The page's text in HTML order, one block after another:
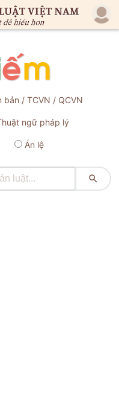
bản / TCVN / QCVN
ngữ pháp lý
Án lệ
